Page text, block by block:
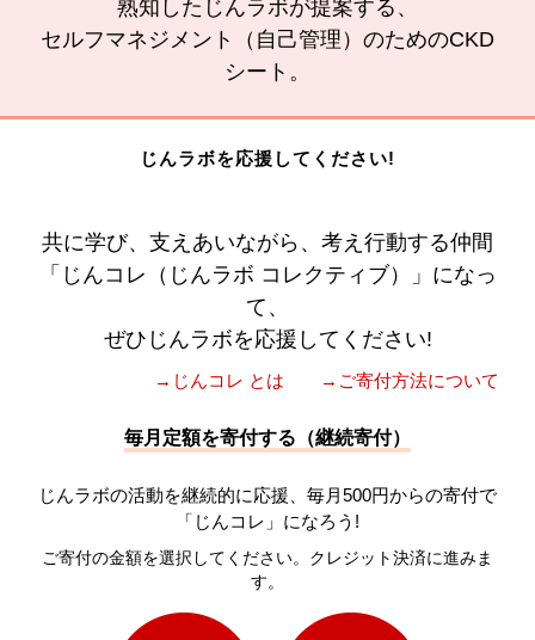
熟知したじんラボが提案する、
セルフマネジメント（自己管理）のためのCKD
シート。
じんラボを応援してください!
共に学び、支えあいながら、考え行動する仲間
「じんコレ（じんラボ コレクティブ）」になっ
て、
ぜひじんラボを応援してください!
→じんコレ とは →ご寄付方法について
毎月定額を寄付する（継続寄付）
じんラボの活動を継続的に応援、毎月500円からの寄付で
「じんコレ」になろう!
ご寄付の金額を選択してください。クレジット決済に進みま
す。